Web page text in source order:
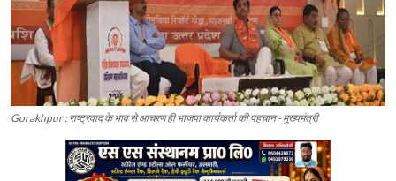
Gorakhpur : राष्ट्रवाद के भाव से आचरण ही भाजपा कार्यकर्ता की पहचान - मुख्यमंत्री